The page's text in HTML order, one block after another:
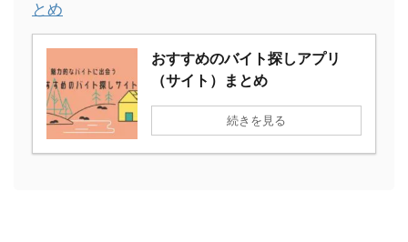
とめ
おすすめのバイト探しアプリ
（サイト）まとめ
続きを見る